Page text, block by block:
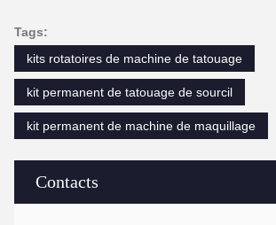
Contacts
Tags:
kits rotatoires de machine de tatouage
kit permanent de tatouage de sourcil
kit permanent de machine de maquillage